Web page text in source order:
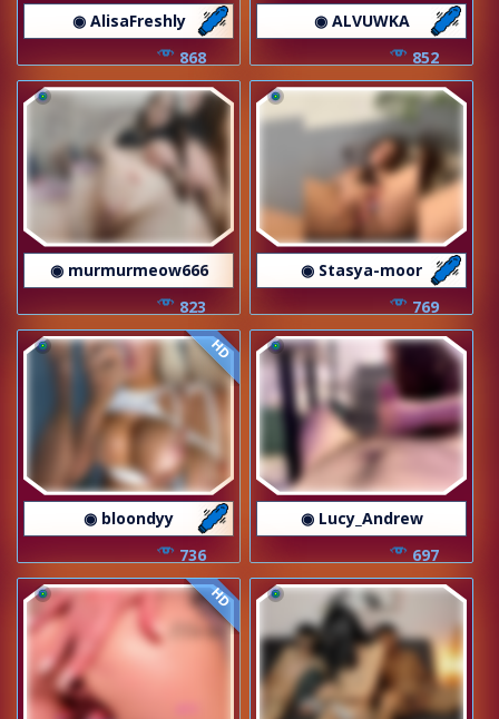
◉ AlisaFreshly
868
◉ ALVUWKA
852
◉ murmurmeow666
823
◉ Stasya-moor
769
HD
◉ bloondyy
736
◉ Lucy_Andrew
697
HD